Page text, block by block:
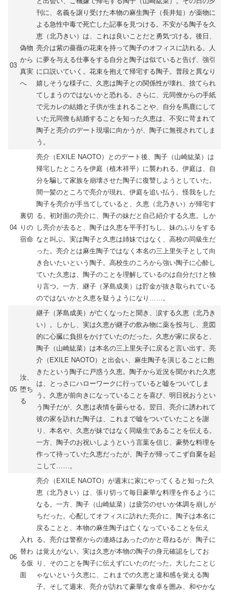
03
偽物
から
真実
へ
刊に、名義を譲り受けた本物の麻生陶子（長井短）が薬物に
よる急性中毒で死亡した記事を見つける。不安がる陶子を久
恵（北乃きい）は、これは良いことだと勇気づける。後日、
亮介は紫の薔薇の花束を持って陶子のオフィスに訪れる。人
に夢を与える仕事をする自分と陶子は似ていると告げ、強引
に口説いていく。花束を抱えて帰宅する陶子。普段と異なり
嬉しそうな様子に、久恵は陶子との関係性が壊れ、捨てられ
てしまうのではないかと恐れる。さらに、元同僚からの手紙
で元カレの結婚と子供が生まれることや、自分を馬鹿にして
いた元同僚も結婚することを知った久恵は、不安に苛まれて
陶子と亮介のデート現場に向かうが、陶子に無視されてしま
う。
04
裏切
りの
宿命
亮介（EXILE NAOTO）とのデート後、陶子（山崎紘菜）は
帰宅したところを伊庭（植木祥平）に襲われる。伊庭は、自
分を騙して家族を崩壊させた陶子に復讐しようとしていた。
間一髪のところで亮介が現れ、伊庭を追い払う。怪我をした
陶子を亮介が手当てしていると、久恵（北乃きい）が帰宅す
る。初対面の亮介に、陶子の妹だと自己紹介する久恵。しか
し亮介が去ると、陶子は久恵を平手打ちし、妹のふりをする
なと叫ぶ。実は陶子と久恵は姉妹ではなく、高校の同級生だ
った。亮介とは麻生陶子ではなく本名の三上里矢子として向
き合いたいという陶子。高校生のころから強い陶子に心酔し
ていた久恵は、陶子のことを理解しているのは自分だけと独
り言つ。一方、継子（茅島成美）は貯金が抜き取られている
のではないかと久恵を疑うようになり……。
05
汝、
堕ち
る
継子（茅島成美）が亡くなったと聞き、涙する久恵（北乃き
い）。しかし、実は久恵が継子の飲み物に薬を投与し、意図
的に心臓に負担をかけていたのだった。久恵が家に戻ると、
陶子（山崎紘菜）は本名の三上里矢子に戻ると言い出す。亮
介（EXILE NAOTO）と出会い、麻生陶子を演じることに飽
きたという陶子に戸惑う久恵。陶子から近況を聞かれた久恵
は、とっさにハローワークに行っていると嘘をついてしま
う。久恵が前向きになっていることを喜び、明日祝おうとい
う陶子だが、久恵は表情を曇らせる。翌日、亮介に誘われて
彼の家を訪れた陶子は、これまで嘘をついていたことを謝
り、本名や、久恵が妹ではなく同級生であることを伝える。
一方、陶子のお祝いしようという言葉を信じ、豪勢な料理を
作って待っていた久恵だったが、陶子が帰ってこず自棄を起
こして……。
06
入れ
替わ
る仮
面
亮介（EXILE NAOTO）が週末に家にやってくると知った久
恵（北乃きい）は、張り切って毎日豪華な料理を作るように
なる。一方、陶子（山崎紘菜）は疲労のせいか体調を崩しが
ちだった。心配してオフィスに訪れた亮介に、陶子は本名に
戻ることと、本物の麻生陶子は亡くなっていることを伝え
る。亮介は警察からの連絡はあったのかと尋ねるが、陶子に
は覚えがない。実は久恵が本物の陶子の身元確認をしてお
り、そのことを陶子に伝えずにいたのだった。大したことじ
ゃないという久恵に、これまでの久恵と違和感を覚える陶
子。そして週末、亮介が訪れて豪華な食卓を囲み、和やかな